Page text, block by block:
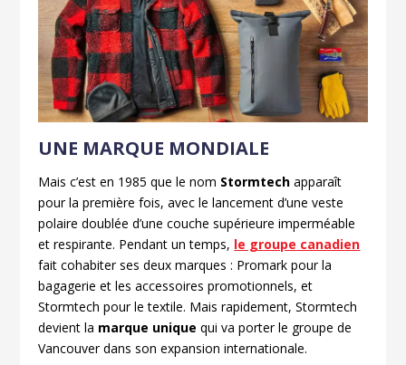
UNE MARQUE MONDIALE
Mais c’est en 1985 que le nom Stormtech apparaît
pour la première fois, avec le lancement d’une veste
polaire doublée d’une couche supérieure imperméable
et respirante. Pendant un temps, le groupe canadien
fait cohabiter ses deux marques : Promark pour la
bagagerie et les accessoires promotionnels, et
Stormtech pour le textile. Mais rapidement, Stormtech
devient la marque unique qui va porter le groupe de
Vancouver dans son expansion internationale.